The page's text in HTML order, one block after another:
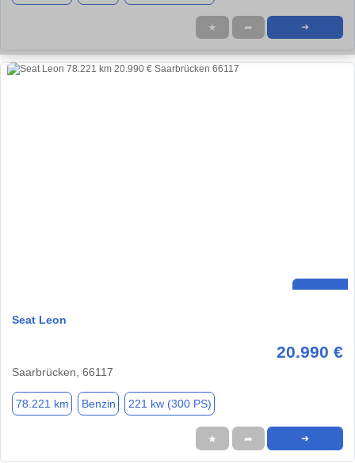
★ ➦ ➜
Seat Leon
20.990 €
Saarbrücken, 66117
78.221 km Benzin 221 kw (300 PS)
★ ➦ ➜